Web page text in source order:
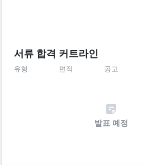
서류 합격 커트라인
유형 면적 공고
발표 예정